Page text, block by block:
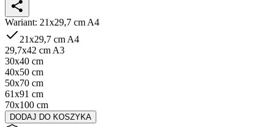
Wariant: 21x29,7 cm A4
21x29,7 cm A4
29,7x42 cm A3
30x40 cm
40x50 cm
50x70 cm
61x91 cm
70x100 cm
DODAJ DO KOSZYKA